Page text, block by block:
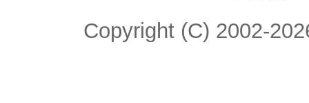
Copyright (C) 2002-